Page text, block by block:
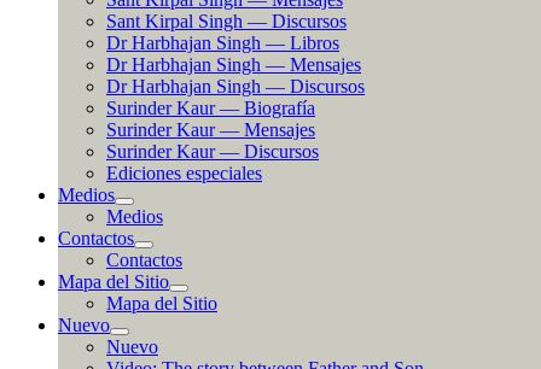
Sant Kirpal Singh — Discursos
Dr Harbhajan Singh — Libros
Dr Harbhajan Singh — Mensajes
Dr Harbhajan Singh — Discursos
Surinder Kaur — Biografía
Surinder Kaur — Mensajes
Surinder Kaur — Discursos
Ediciones especiales
Medios
Medios
Contactos
Contactos
Mapa del Sitio
Mapa del Sitio
Nuevo
Nuevo